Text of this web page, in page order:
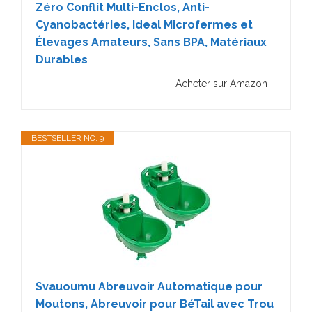
Zéro Conflit Multi-Enclos, Anti-
Cyanobactéries, Ideal Microfermes et
Élevages Amateurs, Sans BPA, Matériaux
Durables
Acheter sur Amazon
BESTSELLER NO. 9
Svauoumu Abreuvoir Automatique pour
Moutons, Abreuvoir pour BéTail avec Trou